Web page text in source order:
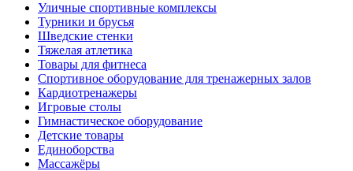
Уличные спортивные комплексы
Турники и брусья
Шведские стенки
Тяжелая атлетика
Товары для фитнеса
Спортивное оборудование для тренажерных залов
Кардиотренажеры
Игровые столы
Гимнастическое оборудование
Детские товары
Единоборства
Массажёры